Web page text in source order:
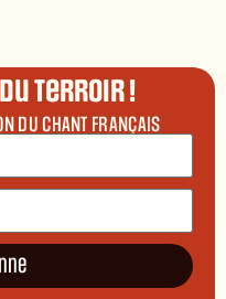
terroir !
DU CHANT FRANÇAIS